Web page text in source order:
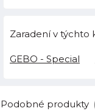
Zaradení v týchto
GEBO - Special
Podobné produkty